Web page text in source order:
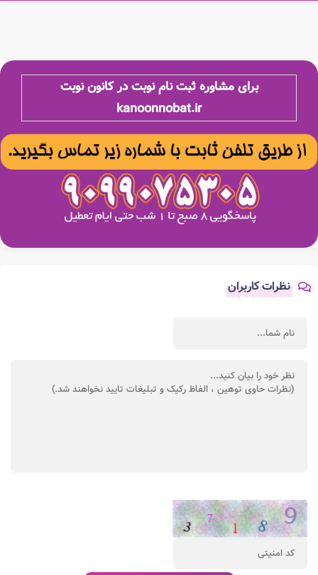
برای مشاوره ثبت نام نوبت در کانون نوبت
kanoonnobat.ir
نظرات کاربران